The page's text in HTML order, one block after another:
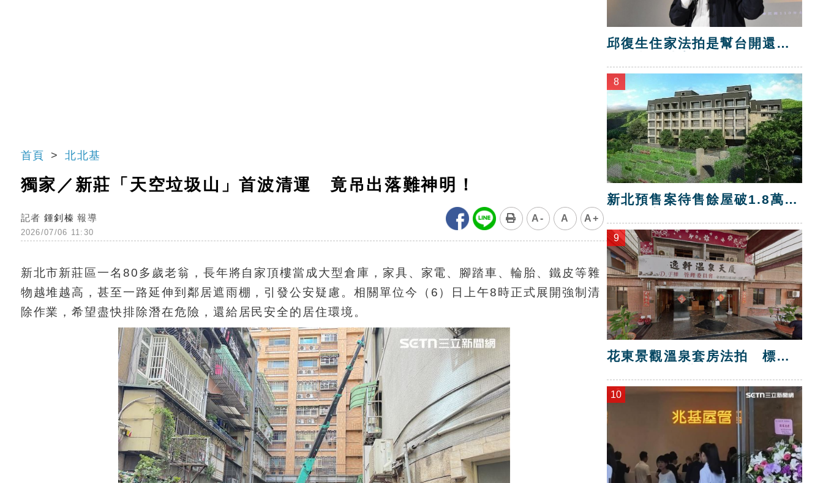
首頁 北北基
獨家／新莊「天空垃圾山」首波清運 竟吊出落難神明！
記者 鍾釗榛 報導
2026/07/06 11:30
A- A A+
新北市新莊區一名80多歲老翁，長年將自家頂樓當成大型倉庫，家具、家電、腳踏車、輪胎、鐵皮等雜
物越堆越高，甚至一路延伸到鄰居遮雨棚，引發公安疑慮。相關單位今（6）日上午8時正式展開強制清
除作業，希望盡快排除潛在危險，還給居民安全的居住環境。
邱復生住家法拍是幫台開還
8
新北預售案待售餘屋破1.8萬
9
花東景觀溫泉套房法拍 標脫
10